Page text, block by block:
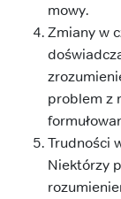
mowy.
Zmiany w
problem z
Trudności
Niektórzy